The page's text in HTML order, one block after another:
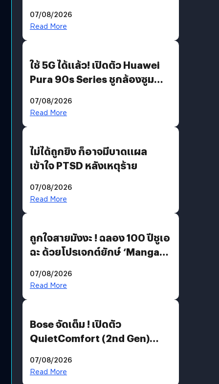
บริโภคและ B2B
07/08/2026
Read More
ใช้ 5G ได้แล้ว! เปิดตัว Huawei
Pura 90s Series ชูกล้องซูม
07/08/2026
Read More
ไม่ได้ถูกยิง ก็อาจมีบาดแผล
เข้าใจ PTSD หลังเหตุร้าย
07/08/2026
Read More
ถูกใจสายมังงะ ! ฉลอง 100 ปีชูเอ
ฉะ ด้วยโปรเจกต์ยักษ์ ‘Manga
มีภาษาไทยด้วย
07/08/2026
Read More
Bose จัดเต็ม ! เปิดตัว
QuietComfort (2nd Gen)
07/08/2026
Read More